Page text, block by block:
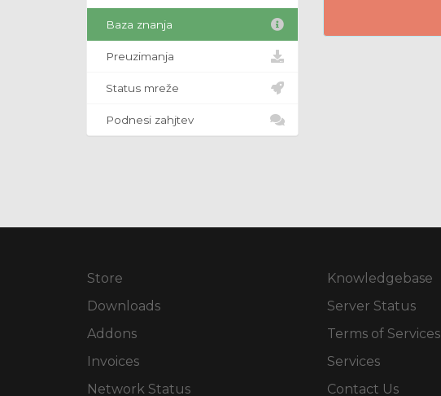
Baza znanja
Preuzimanja
Status mreže
Podnesi zahjtev
Store
Downloads
Addons
Invoices
Network Status
Knowledgebase
Server Status
Terms of Services
Services
Contact Us